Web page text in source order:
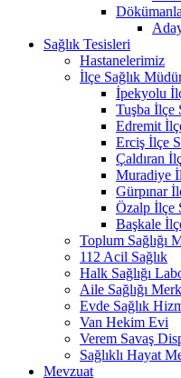
Sağlık Tesisleri
Hastanelerimiz
İlçe Sağlık
İpekyolu
Tuşba İlçe
Edremit
Erciş İlçe
Çaldıran
Muradiye
Gürpınar
Özalp İlçe
Başkale
Toplum Sağlığı
112 Acil Sağlık
Halk Sağlığı
Aile Sağlığı
Evde Sağlık
Van Hekim Evi
Verem Savaş
Sağlıklı Hayat
Mevzuat